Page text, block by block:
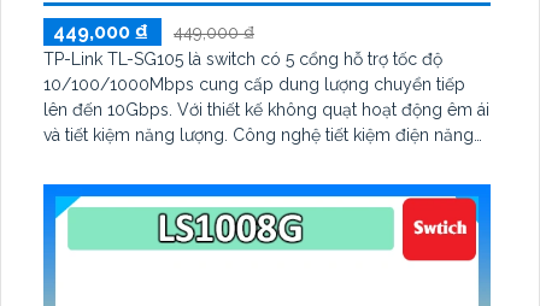
449,000 ₫
449,000 ₫
TP-Link TL-SG105 là switch có 5 cổng hỗ trợ tốc độ
10/100/1000Mbps cung cấp dung lượng chuyển tiếp
lên đến 10Gbps. Với thiết kế không quạt hoạt động êm ái
và tiết kiệm năng lượng. Công nghệ tiết kiệm điện năng
trường.